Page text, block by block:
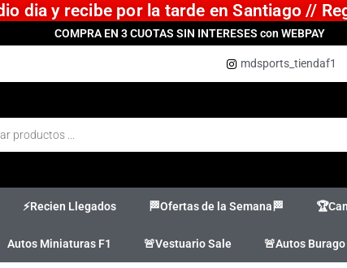
dia y recibe por la tarde en Santiago //
COMPRA EN 3 CUOTAS SIN INTERESES con WEBPAY
mdsports_tiendaf1
⚡Recien Llegados 🏁Ofertas de la Semana🏁
Autos Miniaturas F1 🚨Vestuario Sale 🚨Autos